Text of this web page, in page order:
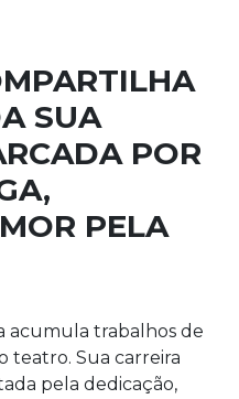
SUA
POR
PELA
acumula trabalhos de
teatro. Sua carreira
pela dedicação,